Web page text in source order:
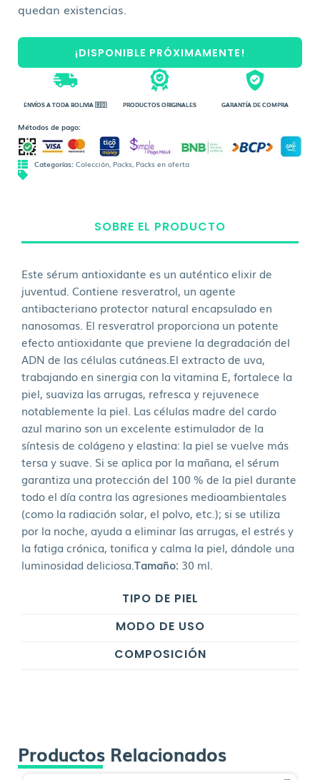
quedan existencias.
¡DISPONIBLE PRÓXIMAMENTE!
ENVÍOS A TODA BOLIVIA 🇧🇴 PRODUCTOS ORIGINALES GARANTÍA DE COMPRA
Métodos de pago:
Categorías: Colección, Packs, Packs en oferta
SOBRE EL PRODUCTO
TIPO DE PIEL
MODO DE USO
COMPOSICIÓN
Este sérum antioxidante es un auténtico elixir de
juventud. Contiene resveratrol, un agente
antibacteriano protector natural encapsulado en
nanosomas. El resveratrol proporciona un potente
efecto antioxidante que previene la degradación del
ADN de las células cutáneas.El extracto de uva,
trabajando en sinergia con la vitamina E, fortalece la
piel, suaviza las arrugas, refresca y rejuvenece
notablemente la piel. Las células madre del cardo
azul marino son un excelente estimulador de la
síntesis de colágeno y elastina: la piel se vuelve más
tersa y suave. Si se aplica por la mañana, el sérum
garantiza una protección del 100 % de la piel durante
todo el día contra las agresiones medioambientales
(como la radiación solar, el polvo, etc.); si se utiliza
por la noche, ayuda a eliminar las arrugas, el estrés y
la fatiga crónica, tonifica y calma la piel, dándole una
luminosidad deliciosa. Tamaño: 30 ml.
Productos Relacionados